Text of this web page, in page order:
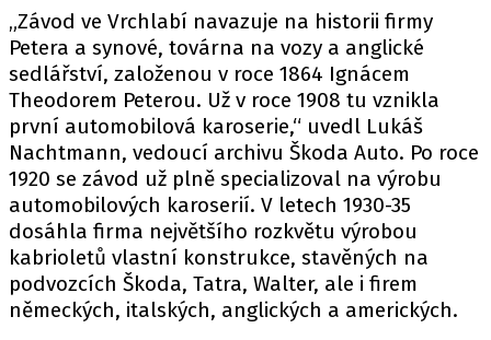
Z DOMOVA
ZE SVĚTA
MOTORSPORT
PIT LANE
ČEŠI V AKCI
FIA CEZ & POHÁRY
MEZINÁRODNÍ SCÉNA
SLEDUJTE NÁS NA|
„Závod ve Vrchlabí navazuje na historii firmy
Petera a synové, továrna na vozy a anglické
sedlářství, založenou v roce 1864 Ignácem
Theodorem Peterou. Už v roce 1908 tu vznikla
první automobilová karoserie,“ uvedl Lukáš
Nachtmann, vedoucí archivu Škoda Auto. Po roce
1920 se závod už plně specializoval na výrobu
automobilových karoserií. V letech 1930-35
dosáhla firma největšího rozkvětu výrobou
kabrioletů vlastní konstrukce, stavěných na
podvozcích Škoda, Tatra, Walter, ale i firem
německých, italských, anglických a amerických.